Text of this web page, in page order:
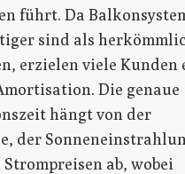
führt. Da
sind als
erzielen viele Kunden
Die genaue
hängt von der
der
ab, wobei